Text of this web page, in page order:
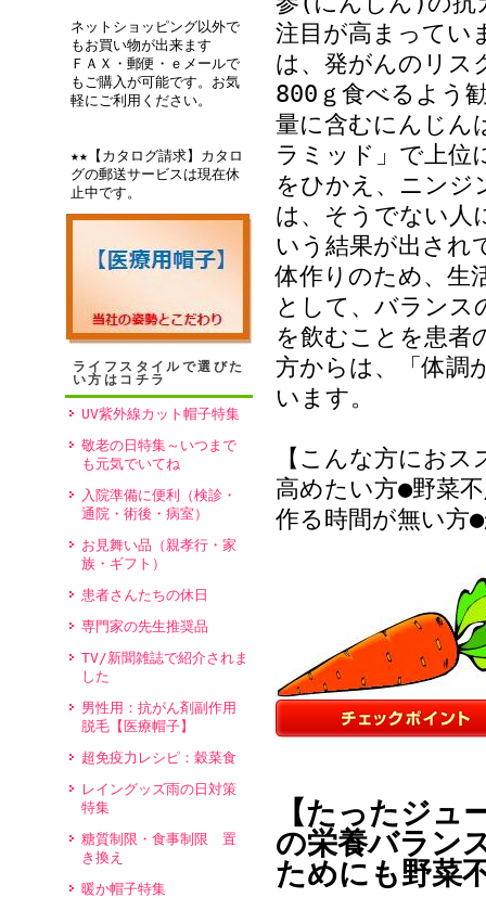
ネットショッピング以外で
もお買い物が出来ます
ＦＡＸ・郵便・ｅメールで
もご購入が可能です。お気
軽にご利用ください。
★★【カタログ請求】カタロ
グの郵送サービスは現在休
止中です。
ライフスタイルで選びた
い方はコチラ
UV紫外線カット帽子特集
敬老の日特集～いつまで
も元気でいてね
入院準備に便利（検診・
通院・術後・病室）
お見舞い品（親孝行・家
族・ギフト）
患者さんたちの休日
専門家の先生推奨品
TV/新聞雑誌で紹介されま
した
男性用：抗がん剤副作用
脱毛【医療帽子】
超免疫力レシピ：穀菜食
レイングッズ雨の日対策
特集
糖質制限・食事制限 置
き換え
暖か帽子特集
注目が高まってい
は、発がんのリス
800ｇ食べるよう
量に含むにんじん
ラミッド」で上位
をひかえ、ニンジ
は、そうでない人
いう結果が出され
体作りのため、生
として、バランス
を飲むことを患者
方からは、「体調
います。
【こんな方にお
高めたい方●野菜
作る時間が無い方
【たったジュ
の栄養バラン
ためにも野菜